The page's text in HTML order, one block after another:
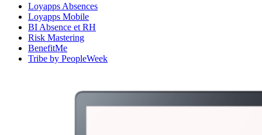
Loyapps Absences
Loyapps Mobile
BI Absence et RH
Risk Mastering
BenefitMe
Tribe by PeopleWeek